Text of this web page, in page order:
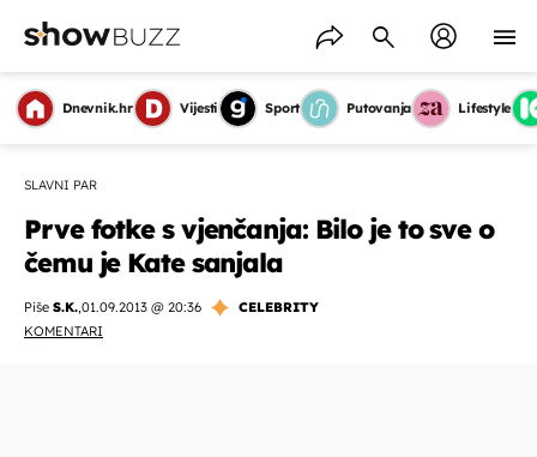
Dnevnik.hr Vijesti Sport Putovanja Lifestyle
SLAVNI PAR
Prve fotke s vjenčanja: Bilo je to sve o
čemu je Kate sanjala
Piše S.K.,01.09.2013 @ 20:36
CELEBRITY
KOMENTARI